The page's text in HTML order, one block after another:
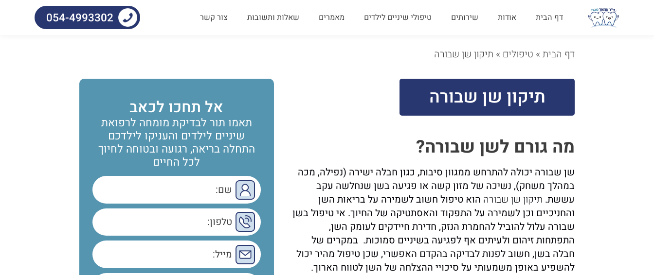
דף הבית אודות שירותים טיפולי שיניים לילדים מאמרים שאלות ותשובות צור קשר 054-4993302
דף הבית» טיפולים » תיקון שן שבורה
תיקון שן שבורה
מה גורם לשן שבורה?
שן שבורה יכולה להתרחש ממגוון סיבות, כגון חבלה ישירה (נפילה, מכה
במהלך משחק), נשיכה של מזון קשה או פגיעה בשן שנחלשה עקב
עששת. תיקון שן שבורה הוא טיפול חשוב לשמירה על בריאות השן
והחניכיים וכן לשמירה על התפקוד והאסתטיקה של החיוך. אי טיפול בשן
שבורה עלול להוביל להחמרת הנזק, חדירת חיידקים לעומק השן,
התפתחות זיהום ולעיתים אף לפגיעה בשיניים סמוכות. במקרים של
חבלה בשן, חשוב לפנות לבדיקה בהקדם האפשרי, שכן טיפול מהיר יכול
להשפיע באופן משמעותי על סיכויי ההצלחה של השן לטווח הארוך.
אל תחכו לכאב
תאמו תור לבדיקת מומחה לרפואת
שיניים לילדים והעניקו לילדכם
התחלה בריאה, רגועה ובטוחה לחיוך
לכל החיים